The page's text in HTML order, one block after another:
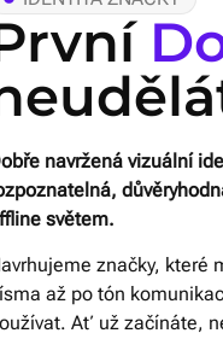
navržená vizuální
světem.
značky, které
až po tón
Ať už začínáte,